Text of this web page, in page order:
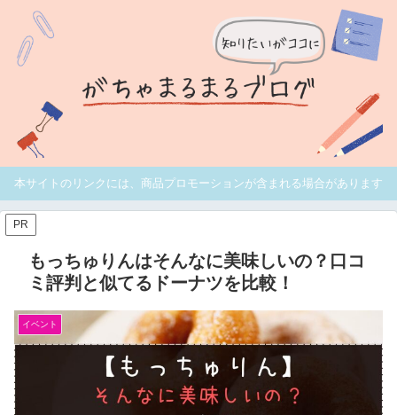
本サイトのリンクには、商品プロモーションが含まれる場合があります
PR
もっちゅりんはそんなに美味しいの？口コ
ミ評判と似てるドーナツを比較！
イベント